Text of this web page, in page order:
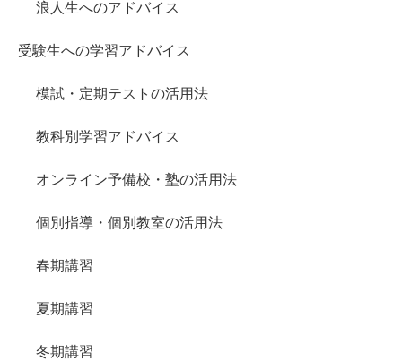
浪人生へのアドバイス
受験生への学習アドバイス
模試・定期テストの活用法
教科別学習アドバイス
オンライン予備校・塾の活用法
個別指導・個別教室の活用法
春期講習
夏期講習
冬期講習